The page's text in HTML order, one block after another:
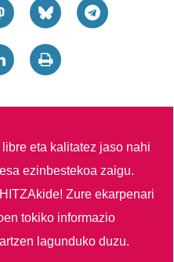
eta kalitatez jaso nahi
ezinbestekoa zaigu.
Zure ekarpenari
tokiko informazio
lagunduko duzu.